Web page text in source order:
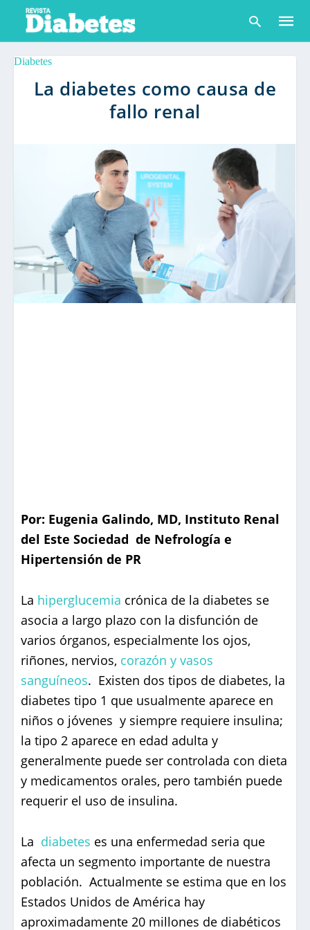
y
Diabetes
La diabetes como causa de
fallo renal
Por: Eugenia Galindo, MD, Instituto Renal
del Este Sociedad de Nefrología e
Hipertensión de PR
La hiperglucemia crónica de la diabetes se
asocia a largo plazo con la disfunción de
varios órganos, especialmente los ojos,
riñones, nervios, corazón y vasos
sanguíneos. Existen dos tipos de diabetes, la
diabetes tipo 1 que usualmente aparece en
niños o jóvenes y siempre requiere insulina;
la tipo 2 aparece en edad adulta y
generalmente puede ser controlada con dieta
y medicamentos orales, pero también puede
requerir el uso de insulina.
La diabetes es una enfermedad seria que
afecta un segmento importante de nuestra
población. Actualmente se estima que en los
Estados Unidos de América hay
aproximadamente 20 millones de diabéticos